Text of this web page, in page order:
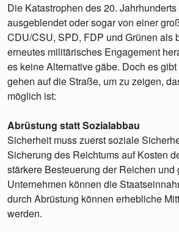
Die Katastrophen des 20.
ausgeblendet oder sogar von einer
CDU/CSU, SPD, FDP und Grünen als
erneutes militärisches Engagement
es keine Alternative gäbe. Doch es
gehen auf die Straße, um zu zeigen,
möglich ist:
Abrüstung statt Sozialabbau
Sicherheit muss zuerst soziale
Sicherung des Reichtums auf Kosten
stärkere Besteuerung der Reichen und
Unternehmen können die
durch Abrüstung können erhebliche
werden.